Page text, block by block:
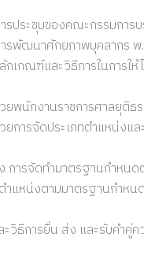
ประชุมของคณะกรรมกา
รพัฒนาศักยภาพบุคลากร
เกณฑ์และวิธีการในการใ
ยพนักงานราชการศาลยุติ
การจัดประเภทตำแหน่งแ
การจัดทำมาตรฐานกำหน
ำแหน่งตามมาตรฐานกำห
ธีการยื่น ส่ง และรับคำคู่ค